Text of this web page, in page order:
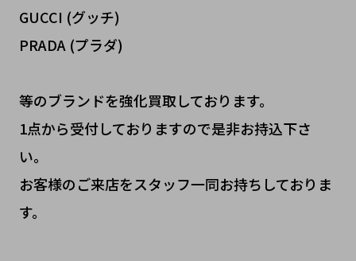
GUCCI (グッチ)
PRADA (プラダ)
等のブランドを強化買取しております。
1点から受付しておりますので是非お持込下さ
い。
お客様のご来店をスタッフ一同お持ちしておりま
す。